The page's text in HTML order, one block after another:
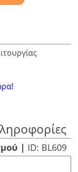
| ID: BL609